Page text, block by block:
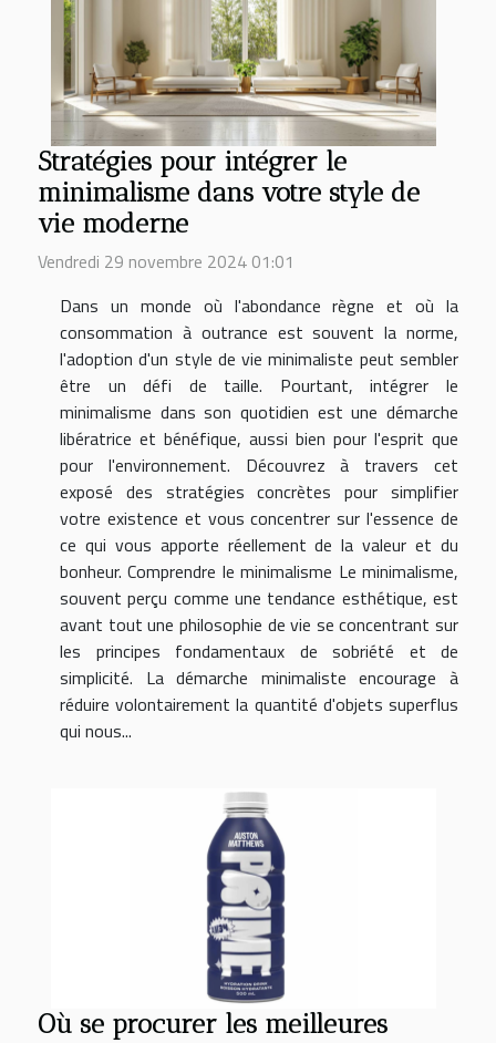
Stratégies pour intégrer le
minimalisme dans votre style de
vie moderne
Vendredi 29 novembre 2024 01:01
Dans un monde où l'abondance règne et où la
consommation à outrance est souvent la norme,
l'adoption d'un style de vie minimaliste peut sembler
être un défi de taille. Pourtant, intégrer le
minimalisme dans son quotidien est une démarche
libératrice et bénéfique, aussi bien pour l'esprit que
pour l'environnement. Découvrez à travers cet
exposé des stratégies concrètes pour simplifier
votre existence et vous concentrer sur l'essence de
ce qui vous apporte réellement de la valeur et du
bonheur. Comprendre le minimalisme Le minimalisme,
souvent perçu comme une tendance esthétique, est
avant tout une philosophie de vie se concentrant sur
les principes fondamentaux de sobriété et de
simplicité. La démarche minimaliste encourage à
réduire volontairement la quantité d'objets superflus
qui nous...
Où se procurer les meilleures